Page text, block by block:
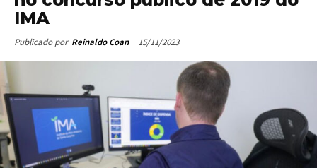
IMA
Publicado por Reinaldo Coan 15/11/2023